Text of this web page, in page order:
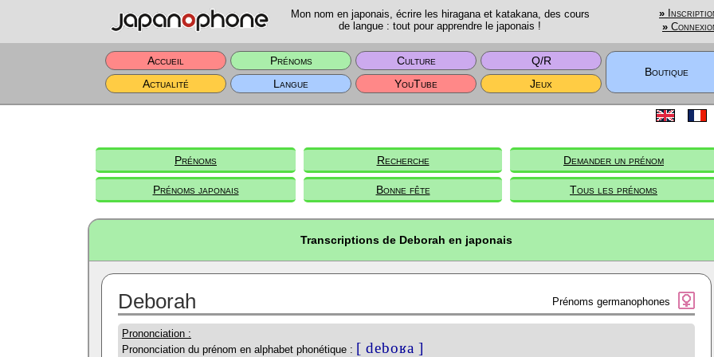
Mon nom en japonais, écrire les hiragana et katakana, des cours
de langue : tout pour apprendre le japonais !
»
»
Accueil Prénoms Culture
Q/R
Boutique
Actualité
Langue YouTube Jeux
Prénoms Recherche Demander un prénom
Prénoms japonais Bonne fête Tous les prénoms
Transcriptions de Deborah en japonais
Deborah Prénoms germanophones
Prononciation :
Prononciation du prénom en alphabet phonétique : [ deboʁa ]